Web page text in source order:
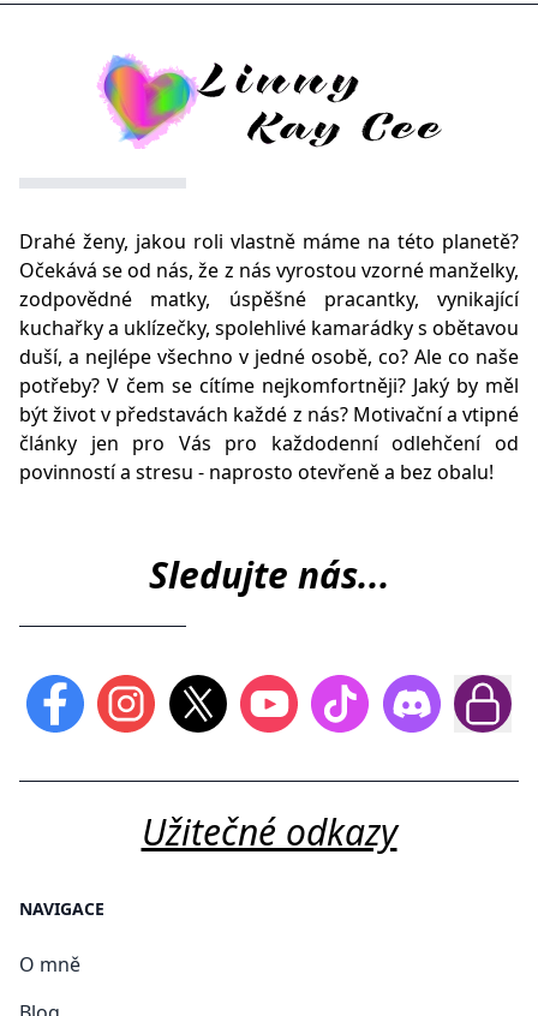
Drahé ženy, jakou roli vlastně máme na této planetě?
Očekává se od nás, že z nás vyrostou vzorné manželky,
zodpovědné matky, úspěšné pracantky, vynikající
kuchařky a uklízečky, spolehlivé kamarádky s obětavou
duší, a nejlépe všechno v jedné osobě, co? Ale co naše
potřeby? V čem se cítíme nejkomfortněji? Jaký by měl
být život v představách každé z nás? Motivační a vtipné
články jen pro Vás pro každodenní odlehčení od
povinností a stresu - naprosto otevřeně a bez obalu!
Sledujte nás...
Užitečné odkazy
NAVIGACE
O mně